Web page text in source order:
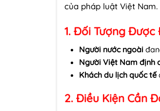
của pháp luật Việt Nam.
1. Đối Tượng
Người nước ngoài
Người Việt Nam định
Khách du lịch quốc tế
2. Điều Kiện Cần